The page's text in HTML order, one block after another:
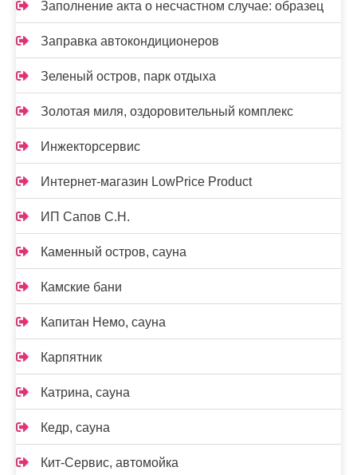
Заполнение акта о несчастном случае: образец
Заправка автокондиционеров
Зеленый остров, парк отдыха
Золотая миля, оздоровительный комплекс
Инжекторсервис
Интернет-магазин LowPrice Product
ИП Сапов С.Н.
Каменный остров, сауна
Камские бани
Капитан Немо, сауна
Карпятник
Катрина, сауна
Кедр, сауна
Кит-Сервис, автомойка